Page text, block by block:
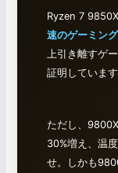
Ryzen 7
速のゲーミン
上引き離すゲ
証明しています
ただし、
30%増え、温
せ。しかも